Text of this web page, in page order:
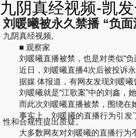
九阴真经视频-凯
刘暖曦被永久禁播 “负
九阴真经视频,
■ 观察家
刘暖曦直播被禁，也是对类似“负面
近日，刘暖曦直播4次后被投诉永
据媒 体报道，有网友发现刘暖曦
刘暖曦就是“江歌案”中的刘鑫，她
而此次刘暖曦直播被禁，围绕在她
事实上，刘暖曦的直播行为引发了
性和合规性提出质疑。
大多数网友对刘暖曦的直播行为不